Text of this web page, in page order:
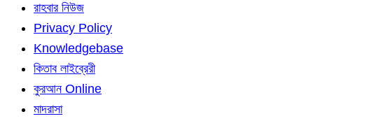
রাহবার নিউজ
Privacy Policy
Knowledgebase
কিতাব লাইব্রেরী
কুরআন Online
মাদরাসা